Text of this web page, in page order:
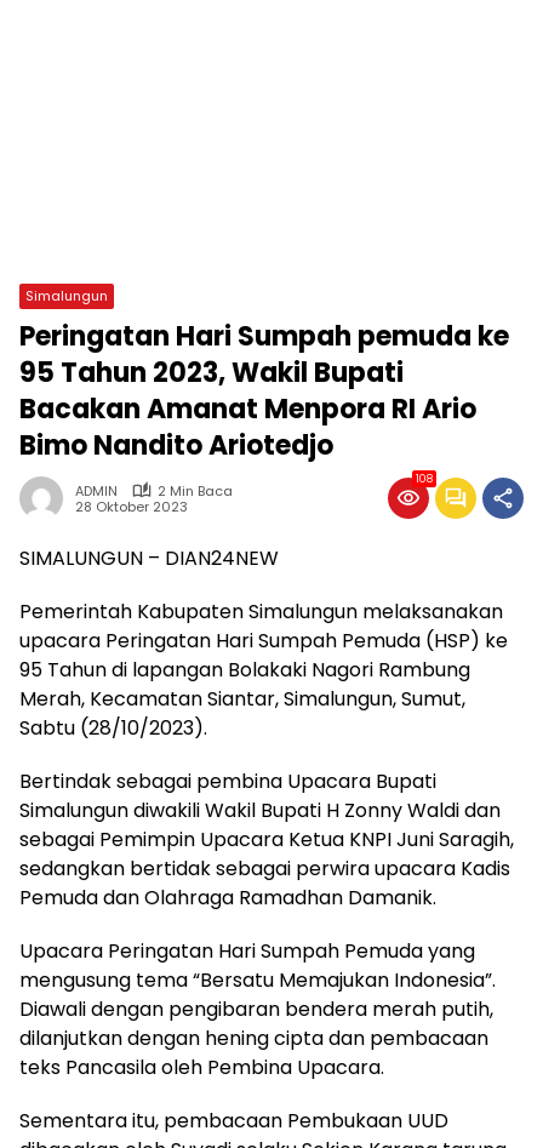
Simalungun
Peringatan Hari Sumpah pemuda ke
95 Tahun 2023, Wakil Bupati
Bacakan Amanat Menpora RI Ario
Bimo Nandito Ariotedjo
ADMIN
2 Min Baca
28 Oktober 2023
108
SIMALUNGUN – DIAN24NEW
Pemerintah Kabupaten Simalungun melaksanakan
upacara Peringatan Hari Sumpah Pemuda (HSP) ke
95 Tahun di lapangan Bolakaki Nagori Rambung
Merah, Kecamatan Siantar, Simalungun, Sumut,
Sabtu (28/10/2023).
Bertindak sebagai pembina Upacara Bupati
Simalungun diwakili Wakil Bupati H Zonny Waldi dan
sebagai Pemimpin Upacara Ketua KNPI Juni Saragih,
sedangkan bertidak sebagai perwira upacara Kadis
Pemuda dan Olahraga Ramadhan Damanik.
Upacara Peringatan Hari Sumpah Pemuda yang
mengusung tema “Bersatu Memajukan Indonesia”.
Diawali dengan pengibaran bendera merah putih,
dilanjutkan dengan hening cipta dan pembacaan
teks Pancasila oleh Pembina Upacara.
Sementara itu, pembacaan Pembukaan UUD